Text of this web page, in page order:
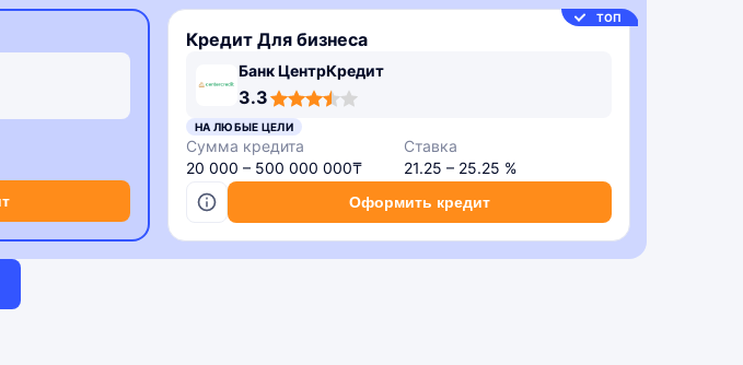
ТОП
Кредит Для бизнеса
Банк ЦентрКредит
3.3
НА ЛЮБЫЕ ЦЕЛИ
Сумма кредита
20 000 – 500 000 000₸
Ставка
21.25 – 25.25 %
Оформить кредит